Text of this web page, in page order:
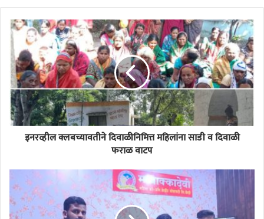
इनरव्हील क्लबच्यावतीने दिवाळीनिमित्त महिलांना साडी व दिवाळी
फराळ वाटप